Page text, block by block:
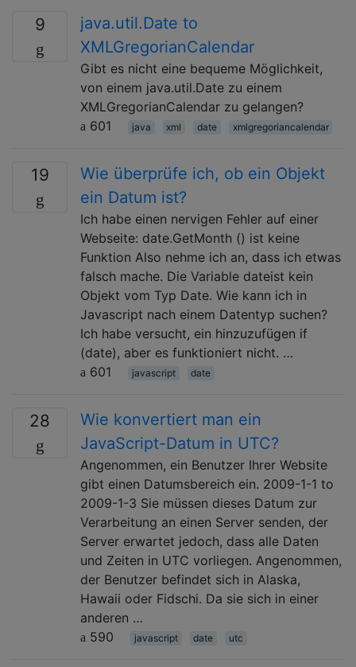
9
java.util.Date to
XMLGregorianCalendar
Gibt es nicht eine bequeme Möglichkeit,
von einem java.util.Date zu einem
XMLGregorianCalendar zu gelangen?
601
java xml date xmlgregoriancalendar
19
Wie überprüfe ich, ob ein Objekt
ein Datum ist?
Ich habe einen nervigen Fehler auf einer
Webseite: date.GetMonth () ist keine
Funktion Also nehme ich an, dass ich etwas
falsch mache. Die Variable dateist kein
Objekt vom Typ Date. Wie kann ich in
Javascript nach einem Datentyp suchen?
Ich habe versucht, ein hinzuzufügen if
(date), aber es funktioniert nicht. …
601
javascript date
28
Wie konvertiert man ein
JavaScript-Datum in UTC?
Angenommen, ein Benutzer Ihrer Website
gibt einen Datumsbereich ein. 2009-1-1 to
2009-1-3 Sie müssen dieses Datum zur
Verarbeitung an einen Server senden, der
Server erwartet jedoch, dass alle Daten
und Zeiten in UTC vorliegen. Angenommen,
der Benutzer befindet sich in Alaska,
Hawaii oder Fidschi. Da sie sich in einer
anderen …
590
javascript date utc